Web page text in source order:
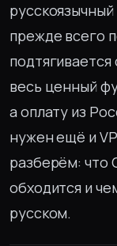
прежде всего
весь ценный
а оплату из
нужен ещё и
разберём: что
обходится и
русском.